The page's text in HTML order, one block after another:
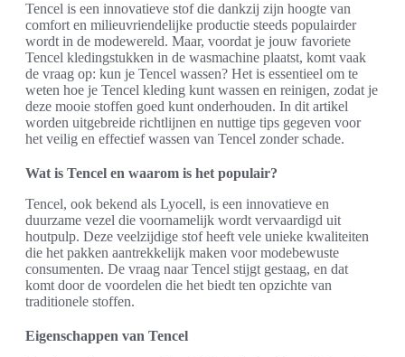
Tencel is een innovatieve stof die dankzij zijn hoogte van
comfort en milieuvriendelijke productie steeds populairder
wordt in de modewereld. Maar, voordat je jouw favoriete
Tencel kledingstukken in de wasmachine plaatst, komt vaak
de vraag op: kun je Tencel wassen? Het is essentieel om te
weten hoe je Tencel kleding kunt wassen en reinigen, zodat je
deze mooie stoffen goed kunt onderhouden. In dit artikel
worden uitgebreide richtlijnen en nuttige tips gegeven voor
het veilig en effectief wassen van Tencel zonder schade.
Wat is Tencel en waarom is het populair?
Tencel, ook bekend als Lyocell, is een innovatieve en
duurzame vezel die voornamelijk wordt vervaardigd uit
houtpulp. Deze veelzijdige stof heeft vele unieke kwaliteiten
die het pakken aantrekkelijk maken voor modebewuste
consumenten. De vraag naar Tencel stijgt gestaag, en dat
komt door de voordelen die het biedt ten opzichte van
traditionele stoffen.
Eigenschappen van Tencel